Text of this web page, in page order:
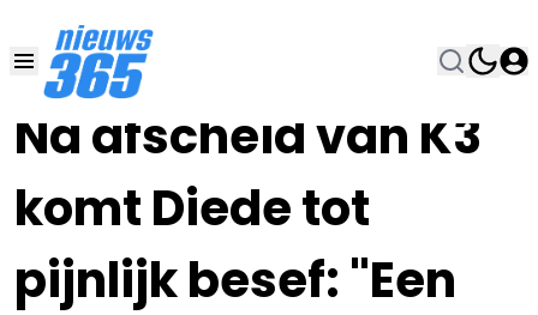
Na afscheid van K3
komt Diede tot
pijnlijk besef: "Een
02 JAN 2023, 8:00